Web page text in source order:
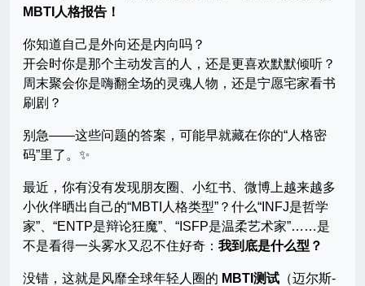
MBTI人格报告！
你知道自己是外向还是内向吗？
开会时你是那个主动发言的人，还是更喜欢默默倾听？
周末聚会你是嗨翻全场的灵魂人物，还是宁愿宅家看书
刷剧？
别急——这些问题的答案，可能早就藏在你的“人格密
码”里了。✨
最近，你有没有发现朋友圈、小红书、微博上越来越多
小伙伴晒出自己的“MBTI人格类型”？什么“INFJ是哲学
家”、“ENTP是辩论狂魔”、“ISFP是温柔艺术家”……是
不是看得一头雾水又忍不住好奇： 我到底是什么型？
没错，这就是风靡全球年轻人圈的 MBTI测试 （迈尔斯-